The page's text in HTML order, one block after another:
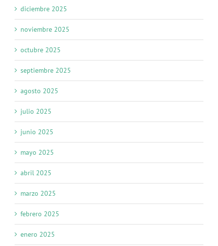
diciembre 2025
noviembre 2025
octubre 2025
septiembre 2025
agosto 2025
julio 2025
junio 2025
mayo 2025
abril 2025
marzo 2025
febrero 2025
enero 2025